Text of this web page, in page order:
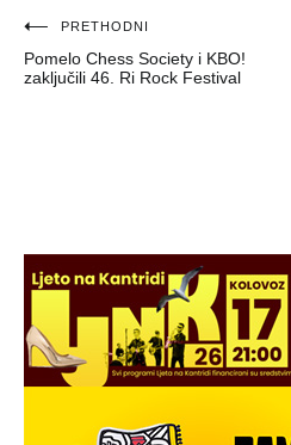
Navigacija
objava
PRETHODNI
Pomelo Chess Society i KBO!
zaključili 46. Ri Rock Festival